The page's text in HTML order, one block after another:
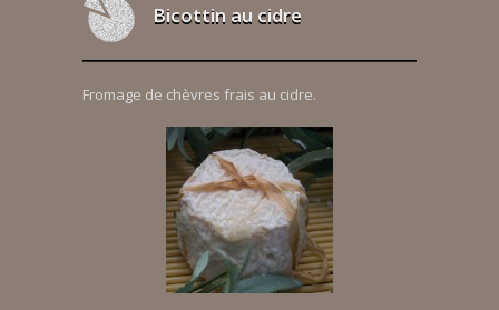
Bicottin au cidre
Fromage de chèvres frais au cidre.